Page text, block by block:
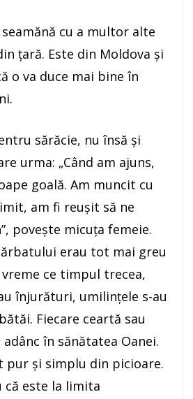
seamănă cu a multor alte
ţară. Este din Moldova şi
o va duce mai bine în
sărăcie, nu însă şi
urma: „Când am ajuns,
goală. Am muncit cu
am fi reuşit să ne
poveşte micuţa femeie.
erau tot mai greu
ce timpul trecea,
înjurături, umilinţele s-au
Fiecare ceartă sau
în sănătatea Oanei.
pur şi simplu din picioare.
că este la limita